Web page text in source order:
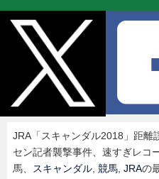
JRA「スキャンダル2018」距離
セン記者襲撃事件、速すぎレコ
馬、 スキャンダル, 競馬, JRAの